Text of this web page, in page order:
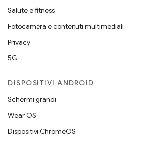
Salute e fitness
Fotocamera e contenuti multimediali
Privacy
5G
DISPOSITIVI ANDROID
Schermi grandi
Wear OS
Dispositivi ChromeOS